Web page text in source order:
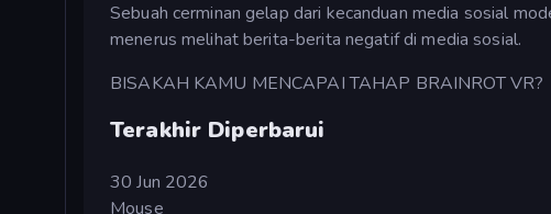
Sebuah cerminan gelap dari kecanduan media sosial
menerus melihat berita-berita negatif di media sosial.
BISAKAH KAMU MENCAPAI TAHAP BRAINROT VR?
Terakhir Diperbarui
30 Jun 2026
Mouse